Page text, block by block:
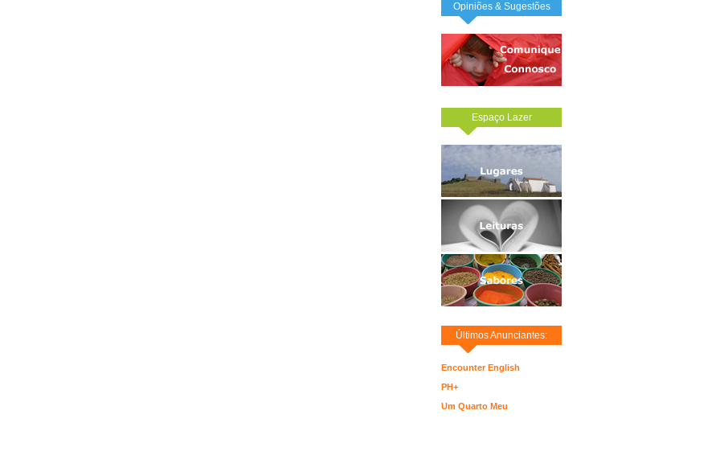
Opiniões & Sugestões
Espaço Lazer
Últimos Anunciantes:
Encounter English
PH+
Um Quarto Meu